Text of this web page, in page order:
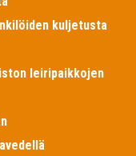
kuljetusta
leiripaikkojen